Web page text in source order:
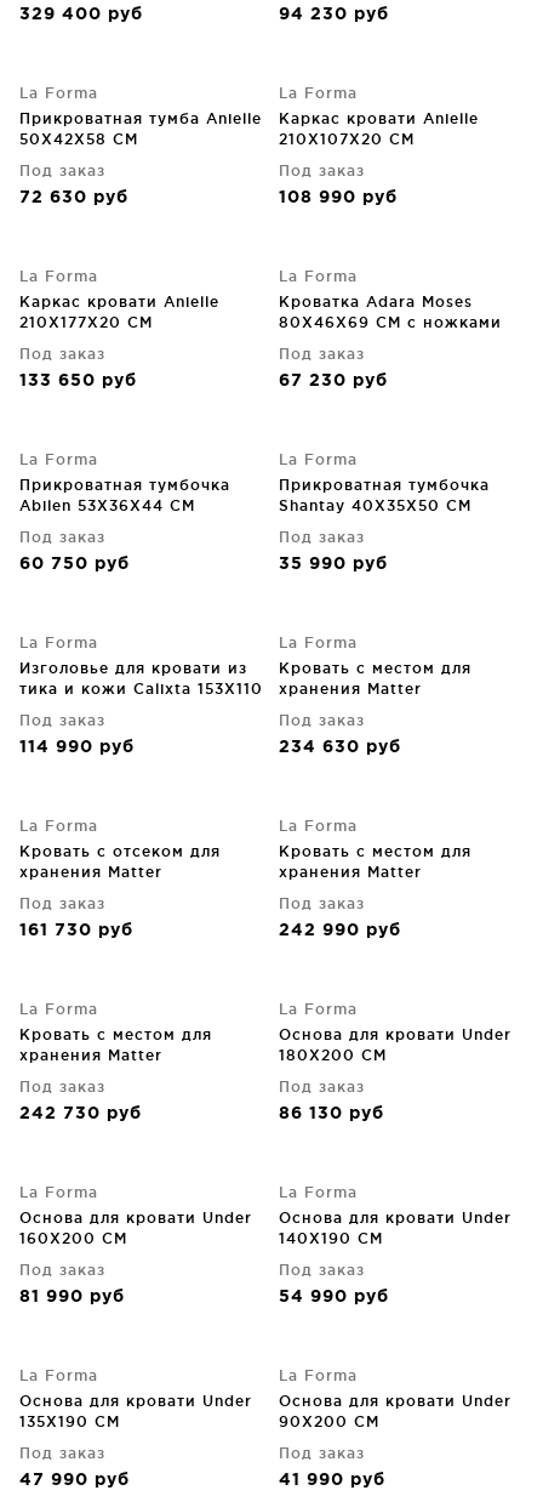
329 400 руб 94 230 руб
La Forma
Прикроватная тумба Anielle
50X42X58 CM
Под заказ
72 630 руб
La Forma
Каркас кровати Anielle
210X107X20 CM
Под заказ
108 990 руб
La Forma
Каркас кровати Anielle
210X177X20 CM
Под заказ
133 650 руб
La Forma
Кроватка Adara Moses
80X46X69 CM c ножками
Под заказ
67 230 руб
La Forma
Прикроватная тумбочка
Abilen 53X36X44 CM
Под заказ
60 750 руб
La Forma
Прикроватная тумбочка
Shantay 40X35X50 CM
Под заказ
35 990 руб
La Forma
Изголовье для кровати из
тика и кожи Calixta 153X110
Под заказ
114 990 руб
La Forma
Кровать с местом для
хранения Matter
серая
Под заказ
234 630 руб
La Forma
Кровать с отсеком для
хранения Matter
серого цвета
Под заказ
161 730 руб
La Forma
Кровать с местом для
хранения Matter
серая
Под заказ
242 990 руб
La Forma
Кровать с местом для
хранения Matter
Под заказ
242 730 руб
La Forma
Основа для кровати Under
180X200 CM
Под заказ
86 130 руб
La Forma
Основа для кровати Under
160X200 CM
Под заказ
81 990 руб
La Forma
Основа для кровати Under
140X190 CM
Под заказ
54 990 руб
La Forma
Основа для кровати Under
135X190 CM
Под заказ
47 990 руб
La Forma
Основа для кровати Under
90X200 CM
Под заказ
41 990 руб